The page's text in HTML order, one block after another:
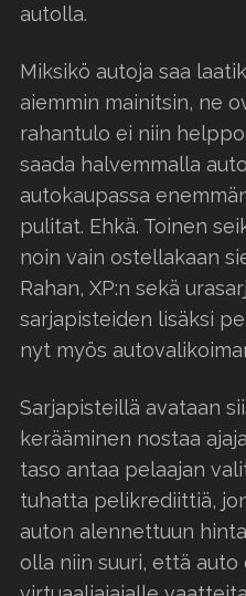
autolla.
Miksikö autoja saa
aiemmin mainitsin, ne
rahantulo ei niin
saada halvemmalla
autokaupassa
pulitat. Ehkä. Toinen
noin vain ostellakaan
Rahan, XP:n sekä
sarjapisteiden lisäksi
nyt myös
Sarjapisteillä avataan
kerääminen nostaa
taso antaa pelaajan
tuhatta pelikrediittiä,
auton alennettuun
olla niin suuri, että